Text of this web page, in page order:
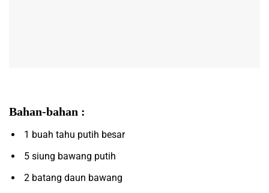
Bahan-bahan :
1 buah tahu putih besar
5 siung bawang putih
2 batang daun bawang